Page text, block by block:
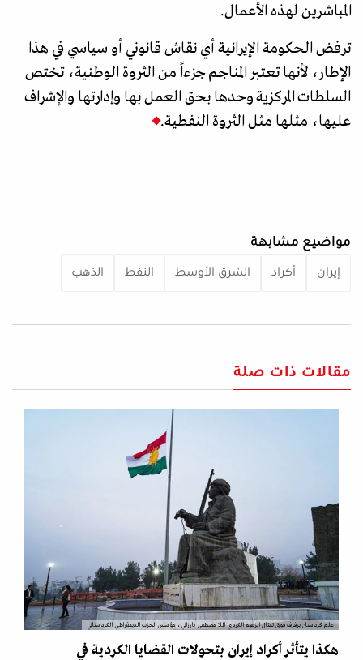
المباشرين لهذه الأعمال.
ترفض الحكومة الإيرانية أي نقاش قانوني أو سياسي في هذا
الإطار، لأنها تعتبر المناجم جزءاً من الثروة الوطنية، تختص
السلطات المركزية وحدها بحق العمل بها وإدارتها والإشراف
عليها، مثلها مثل الثروة النفطية.
مواضيع مشابهة
إيران أكراد الشرق الأوسط النفط الذهب
مقالات ذات صلة
علم كردستان يرفرف فوق تمثال الزعيم الكردي الملا مصطفى بارزاني، مؤسس الحزب الديمقراطي الكردستاني
هكذا يتأثر أكراد إيران بتحولات القضايا الكردية في